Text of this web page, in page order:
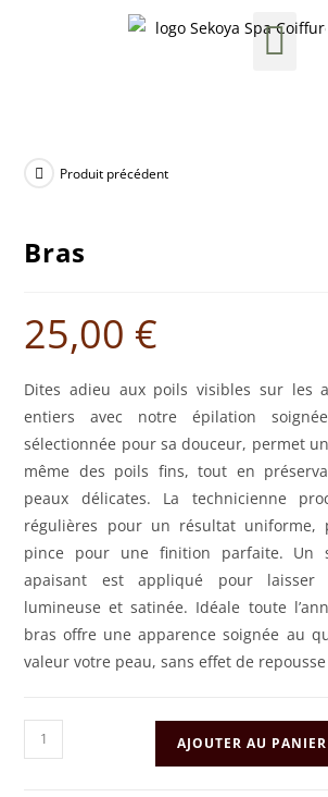
Produit précédent
Bras
25,00 €
Dites adieu aux poils visibles sur les
entiers avec notre épilation
sélectionnée pour sa douceur, permet
même des poils fins, tout en
peaux délicates. La technicienne
régulières pour un résultat uniforme,
pince pour une finition parfaite. Un
apaisant est appliqué pour laisser
lumineuse et satinée. Idéale toute
bras offre une apparence soignée au
valeur votre peau, sans effet de
AJOUTER AU PANIER